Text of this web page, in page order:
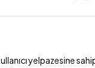
yelpazesine